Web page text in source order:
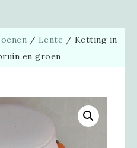
/ Lente / Ketting in
en groen